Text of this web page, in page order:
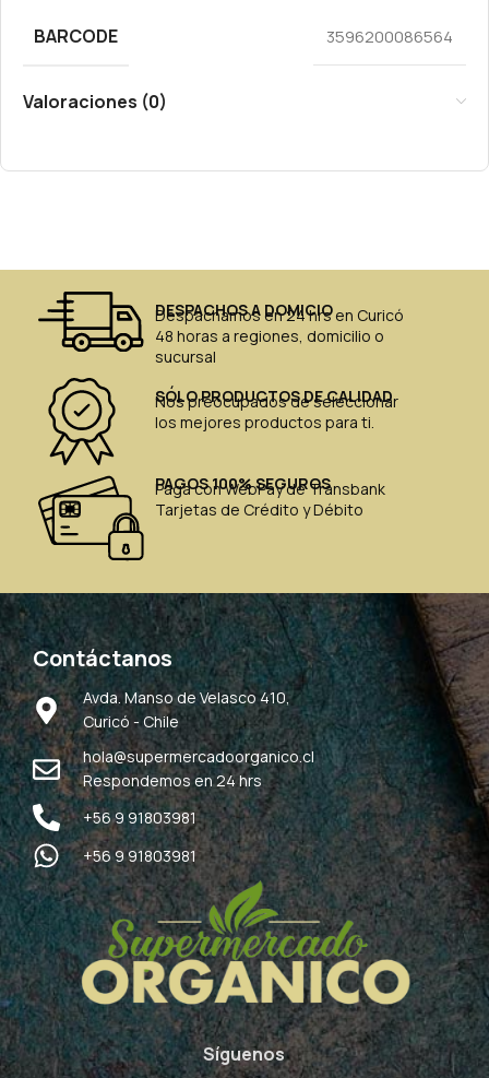
BARCODE 3596200086564
Valoraciones (0)
DESPACHOS A DOMICIO
Despachamos en 24 hrs en Curicó
48 horas a regiones, domicilio o
sucursal
SÓLO PRODUCTOS DE CALIDAD
Nos preocupados de seleccionar
los mejores productos para ti.
PAGOS 100% SEGUROS
Paga con WebPay de Transbank
Tarjetas de Crédito y Débito
Contáctanos
Avda. Manso de Velasco 410,
Curicó - Chile
hola@supermercadoorganico.cl
Respondemos en 24 hrs
+56 9 91803981
+56 9 91803981
Síguenos